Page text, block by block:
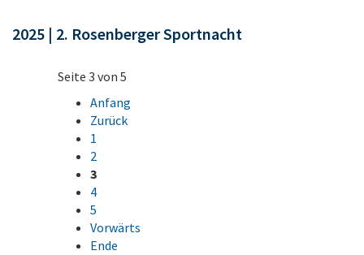
2025 | 2. Rosenberger Sportnacht
Seite 3 von 5
Anfang
Zurück
1
2
3
4
5
Vorwärts
Ende